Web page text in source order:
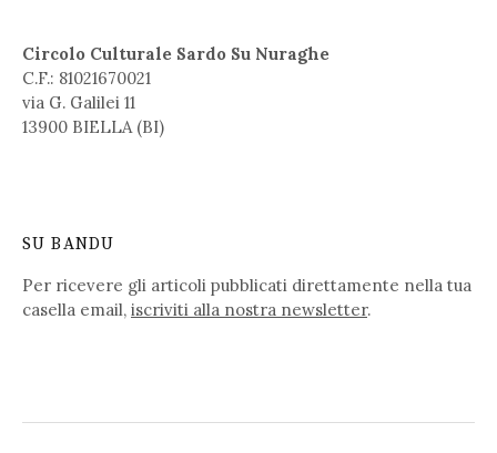
Circolo Culturale Sardo Su Nuraghe
C.F.: 81021670021
via G. Galilei 11
13900 BIELLA (BI)
SU BANDU
Per ricevere gli articoli pubblicati direttamente nella tua
casella email, iscriviti alla nostra newsletter.